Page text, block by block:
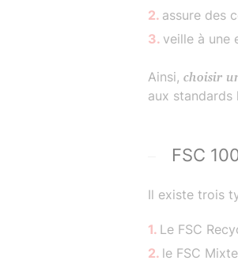
assure des
veille à une
Ainsi, choisir
aux standards
FSC
Il existe trois
Le FSC
le FSC